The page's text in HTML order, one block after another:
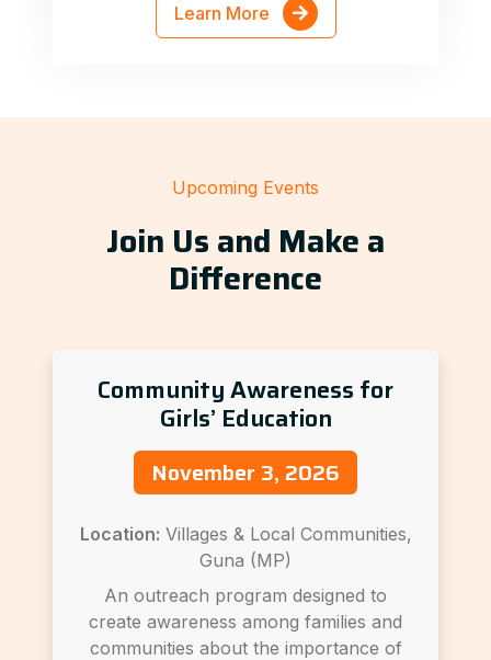
Learn More
Upcoming Events
Join Us and Make a
Difference
Community Awareness for
Girls’ Education
November 3, 2026
Location: Villages & Local Communities,
Guna (MP)
An outreach program designed to
create awareness among families and
communities about the importance of